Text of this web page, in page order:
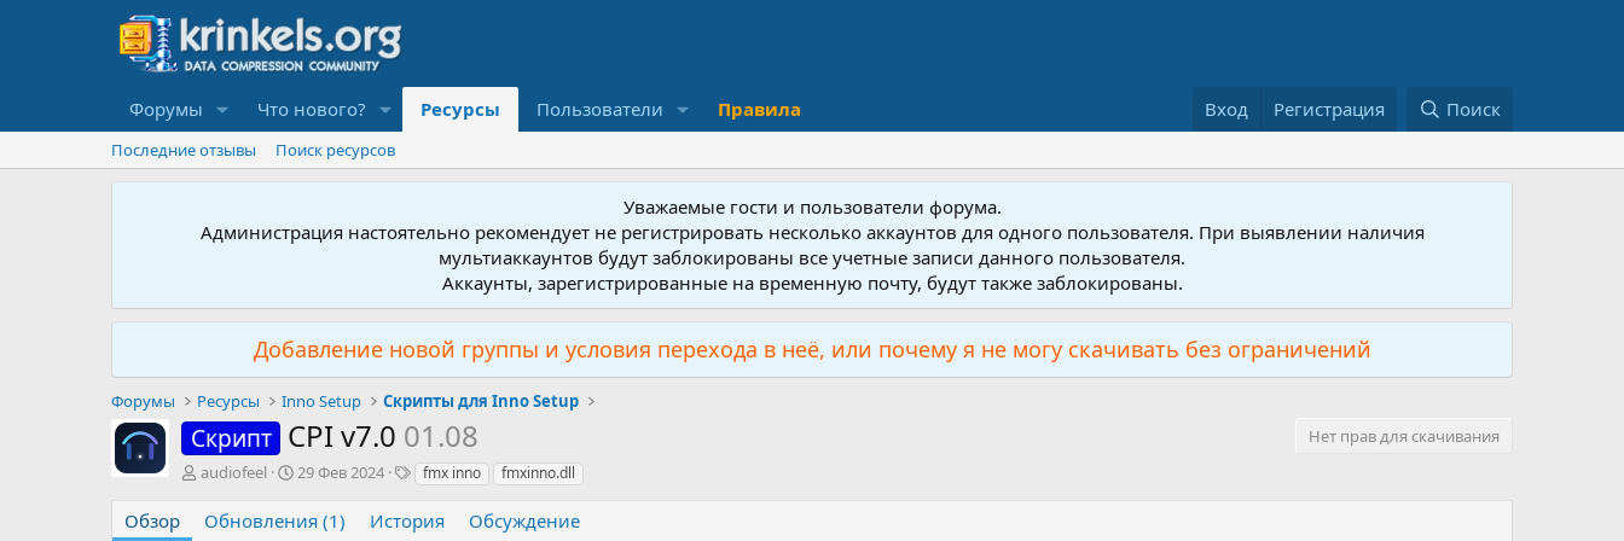
Форумы Что нового? Ресурсы Пользователи Правила Вход Регистрация Поиск
Последние отзывы Поиск ресурсов
Уважаемые гости и пользователи форума.
Администрация настоятельно рекомендует не регистрировать несколько аккаунтов для одного пользователя. При выявлении наличия
мультиаккаунтов будут заблокированы все учетные записи данного пользователя.
Аккаунты, зарегистрированные на временную почту, будут также заблокированы.
Добавление новой группы и условия перехода в неё, или почему я не могу скачивать без ограничений
Форумы Ресурсы Inno Setup Скрипты для Inno Setup
Скрипт CPI v7.0 01.08
Нет прав для скачивания
А
т
о
audiofeel
Д
т
а
29 Фев 2024
Т
г
и
fmx inno fmxinno.dll
Обзор Обновления (1) История Обсуждение